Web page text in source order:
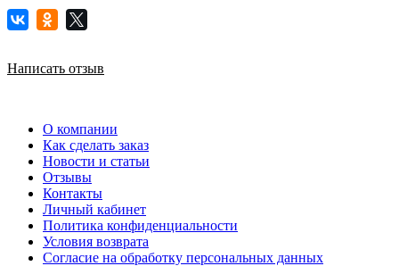
Написать отзыв
О компании
Как сделать заказ
Новости и статьи
Отзывы
Контакты
Личный кабинет
Политика конфиденциальности
Условия возврата
Согласие на обработку персональных данных